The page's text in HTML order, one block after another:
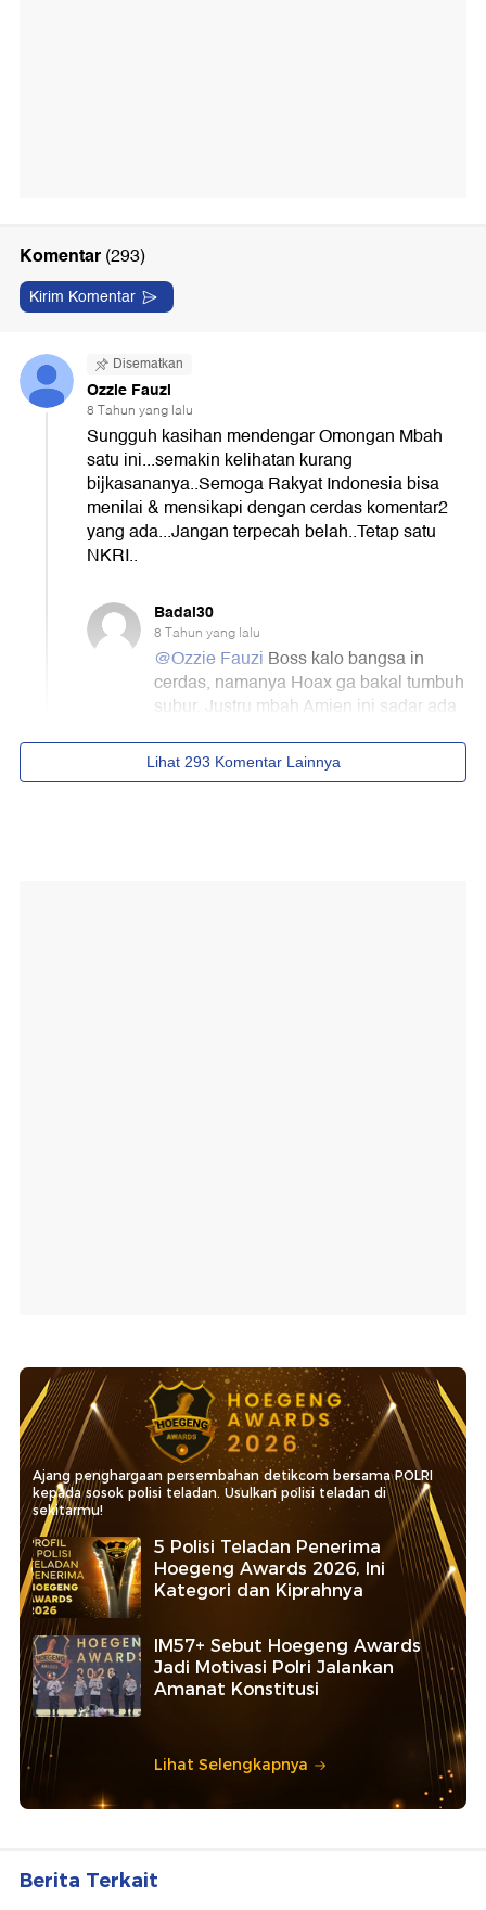
Ajang penghargaan persembahan detikcom bersama POLRI
kepada sosok polisi teladan. Usulkan polisi teladan di
sekitarmu!
5 Polisi Teladan Penerima
Hoegeng Awards 2026, Ini
Kategori dan Kiprahnya
IM57+ Sebut Hoegeng Awards
Jadi Motivasi Polri Jalankan
Amanat Konstitusi
Lihat Selengkapnya
Berita Terkait